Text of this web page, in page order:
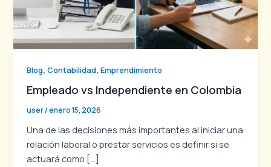
Blog,Contabilidad,Emprendimiento
Empleado vs Independiente en Colombia
user/enero 15, 2026
Una de las decisiones más importantes al iniciar una
relación laboral o prestar servicios es definir si se
actuará como […]